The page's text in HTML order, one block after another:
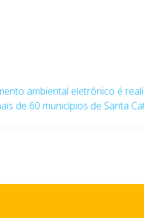
ambiental eletrônico é
de 60 municípios de Santa